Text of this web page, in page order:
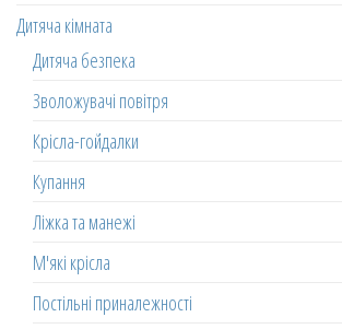
Дитяча кімната
Дитяча безпека
Зволожувачі повітря
Крісла-гойдалки
Купання
Ліжка та манежі
М'які крісла
Постільні приналежності